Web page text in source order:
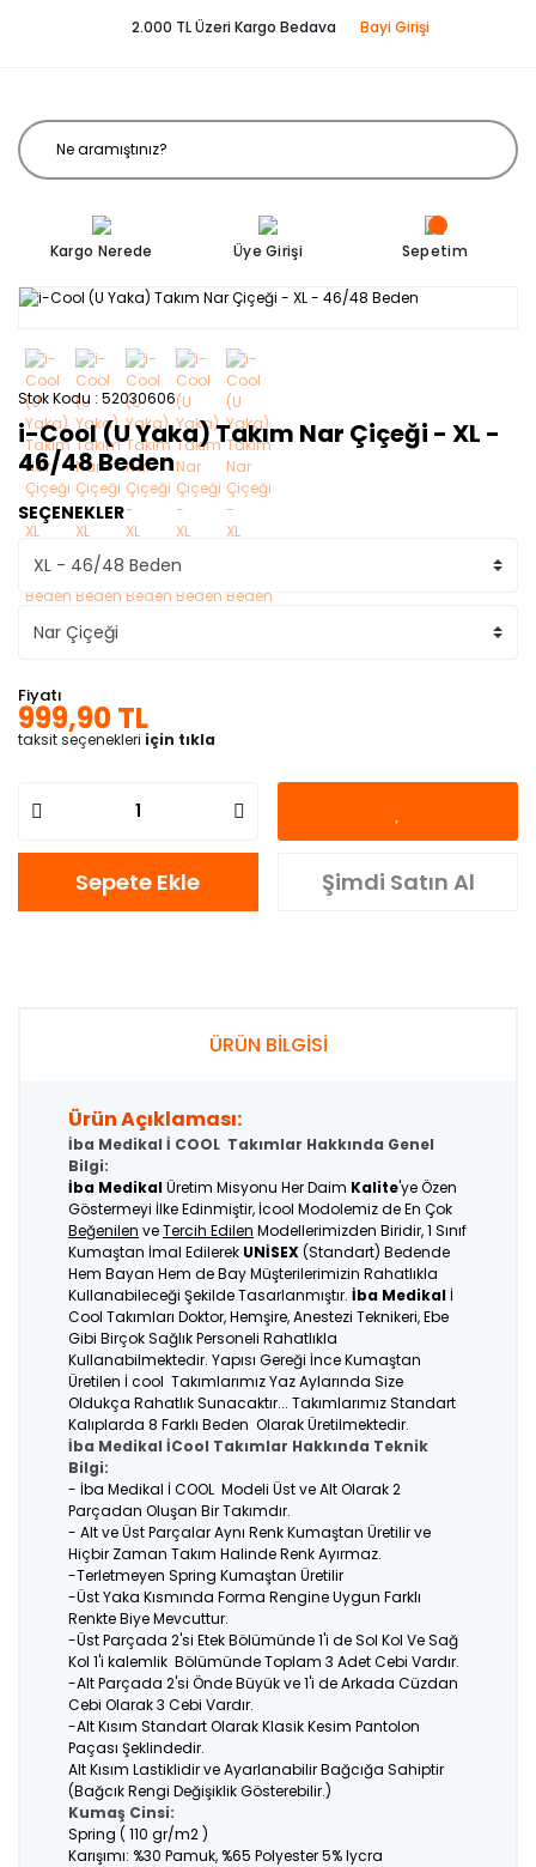
2.000 TL Üzeri Kargo Bedava Bayi Girişi
Kargo Nerede Üye Girişi Sepetim
Stok Kodu 52030606
i-Cool (U Yaka) Takım Nar Çiçeği - XL -
46/48 Beden
SEÇENEKLER
Fiyatı
999,90 TL
taksit seçenekleri için tıkla
Sepete Ekle Şimdi Satın Al
ÜRÜN BİLGİSİ
Ürün Açıklaması:
İba Medikal İ COOL Takımlar Hakkında Genel
Bilgi:
İba MedikalÜretim Misyonu Her Daim Kalite'ye Özen
Göstermeyi İlke Edinmiştir, İcool Modolemiz de En Çok
Beğenilen veTercih Edilen Modellerimizden Biridir, 1 Sınıf
Kumaştan İmal Edilerek UNİSEX (Standart) Bedende
Hem Bayan Hem de Bay Müşterilerimizin Rahatlıkla
Kullanabileceği Şekilde Tasarlanmıştır. İba Medikal İ
Cool Takımları Doktor, Hemşire, Anestezi Teknikeri, Ebe
Gibi Birçok Sağlık Personeli Rahatlıkla
Kullanabilmektedir. Yapısı Gereği İnce Kumaştan
Üretilen İ cool Takımlarımız Yaz Aylarında Size
Oldukça Rahatlık Sunacaktır... Takımlarımız Standart
Kalıplarda 8 Farklı Beden Olarak Üretilmektedir.
İba Medikal İCool Takımlar Hakkında Teknik
Bilgi:
- İba Medikal İ COOL Modeli Üst ve Alt Olarak 2
Parçadan Oluşan Bir Takımdır.
- Alt ve Üst Parçalar Aynı Renk Kumaştan Üretilir ve
Hiçbir Zaman Takım Halinde Renk Ayırmaz.
-Terletmeyen Spring Kumaştan Üretilir
-Üst Yaka Kısmında Forma Rengine Uygun Farklı
Renkte Biye Mevcuttur.
-Üst Parçada 2'si Etek Bölümünde 1'i de Sol Kol Ve Sağ
Kol 1'i kalemlik Bölümünde Toplam 3 Adet Cebi Vardır.
-Alt Parçada 2'si Önde Büyük ve 1'i de Arkada Cüzdan
Cebi Olarak 3 Cebi Vardır.
-Alt Kısım Standart Olarak Klasik Kesim Pantolon
Paçası Şeklindedir.
Alt Kısım Lastiklidir ve Ayarlanabilir Bağcığa Sahiptir
(Bağcık Rengi Değişiklik Gösterebilir.)
Kumaş Cinsi:
Spring ( 110 gr/m2 )
Karışımı: %30 Pamuk, %65 Polyester 5% lycra